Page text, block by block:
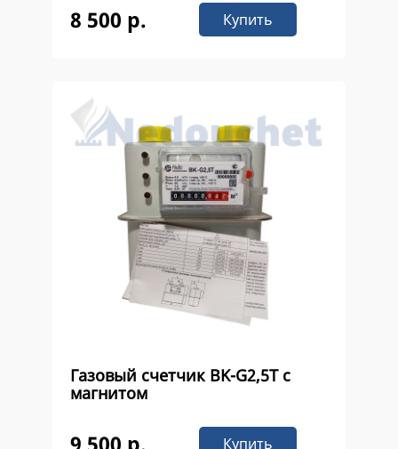
8 500 р. Купить
Газовый счетчик ВK-G2,5Т с
магнитом
Купить